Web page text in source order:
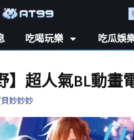
吃喝玩樂 吃瓜娛
】超人氣BL動
妙妙妙